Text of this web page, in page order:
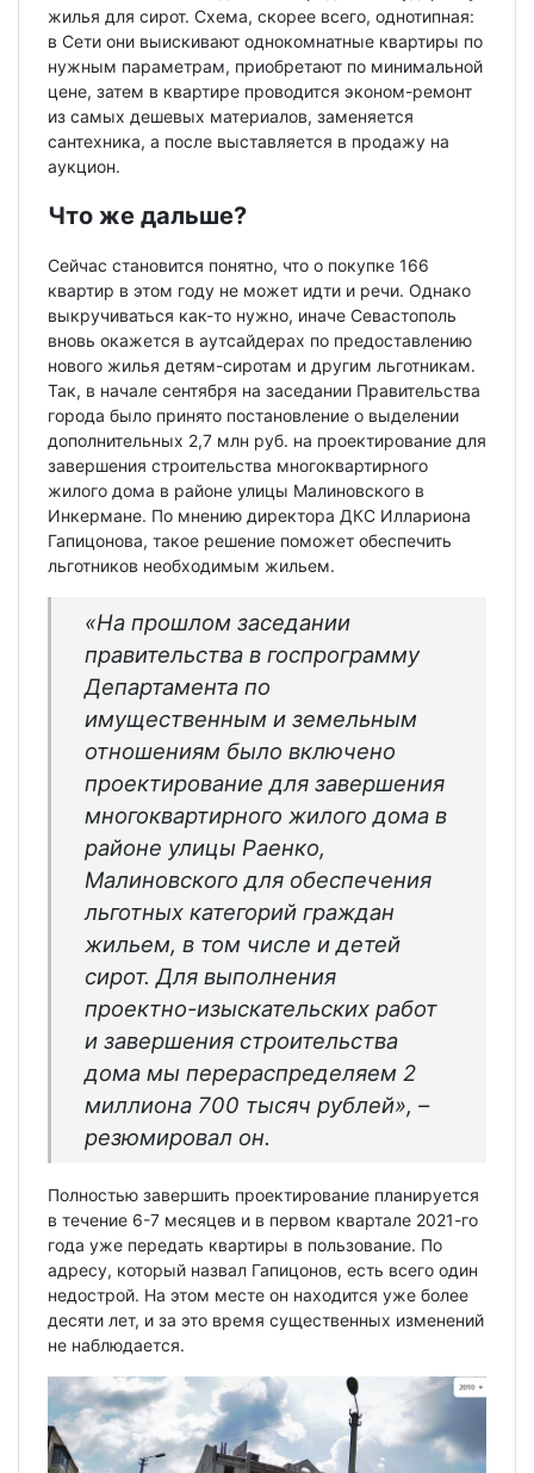
жилья для сирот. Схема, скорее всего, однотипная:
в Сети они выискивают однокомнатные квартиры по
нужным параметрам, приобретают по минимальной
цене, затем в квартире проводится эконом-ремонт
из самых дешевых материалов, заменяется
сантехника, а после выставляется в продажу на
аукцион.
Что же дальше?
Сейчас становится понятно, что о покупке 166
квартир в этом году не может идти и речи. Однако
выкручиваться как-то нужно, иначе Севастополь
вновь окажется в аутсайдерах по предоставлению
нового жилья детям-сиротам и другим льготникам.
Так, в начале сентября на заседании Правительства
города было принято постановление о выделении
дополнительных 2,7 млн руб. на проектирование для
завершения строительства многоквартирного
жилого дома в районе улицы Малиновского в
Инкермане. По мнению директора ДКС Иллариона
Гапицонова, такое решение поможет обеспечить
льготников необходимым жильем.
«На прошлом заседании
правительства в госпрограмму
Департамента по
имущественным и земельным
отношениям было включено
проектирование для завершения
многоквартирного жилого дома в
районе улицы Раенко,
Малиновского для обеспечения
льготных категорий граждан
жильем, в том числе и детей
сирот. Для выполнения
проектно-изыскательских работ
и завершения строительства
дома мы перераспределяем 2
миллиона 700 тысяч рублей», –
резюмировал он.
Полностью завершить проектирование планируется
в течение 6-7 месяцев и в первом квартале 2021-го
года уже передать квартиры в пользование. По
адресу, который назвал Гапицонов, есть всего один
недострой. На этом месте он находится уже более
десяти лет, и за это время существенных изменений
не наблюдается.